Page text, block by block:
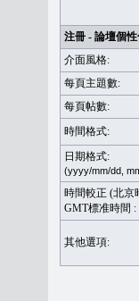
注冊 - 論壇個
介面風格:
每頁主題數:
每頁帖數:
時間格式:
日期格式:
(yyyy/mm/dd,
時間較正 (北京
GMT標准時間 :
其他選項: